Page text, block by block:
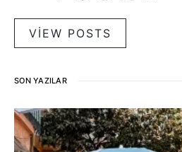
VIEW POSTS
SON YAZILAR